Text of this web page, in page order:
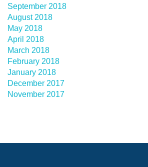
September 2018
August 2018
May 2018
April 2018
March 2018
February 2018
January 2018
December 2017
November 2017